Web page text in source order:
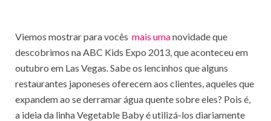
Viemos mostrar para vocês mais umanovidade que
descobrimos na ABC Kids Expo 2013, que aconteceu em
outubro em Las Vegas. Sabe os lencinhos que alguns
restaurantes japoneses oferecem aos clientes, aqueles que
expandem ao se derramar água quente sobre eles? Pois é,
a ideia da linha Vegetable Baby é utilizá-los diariamente